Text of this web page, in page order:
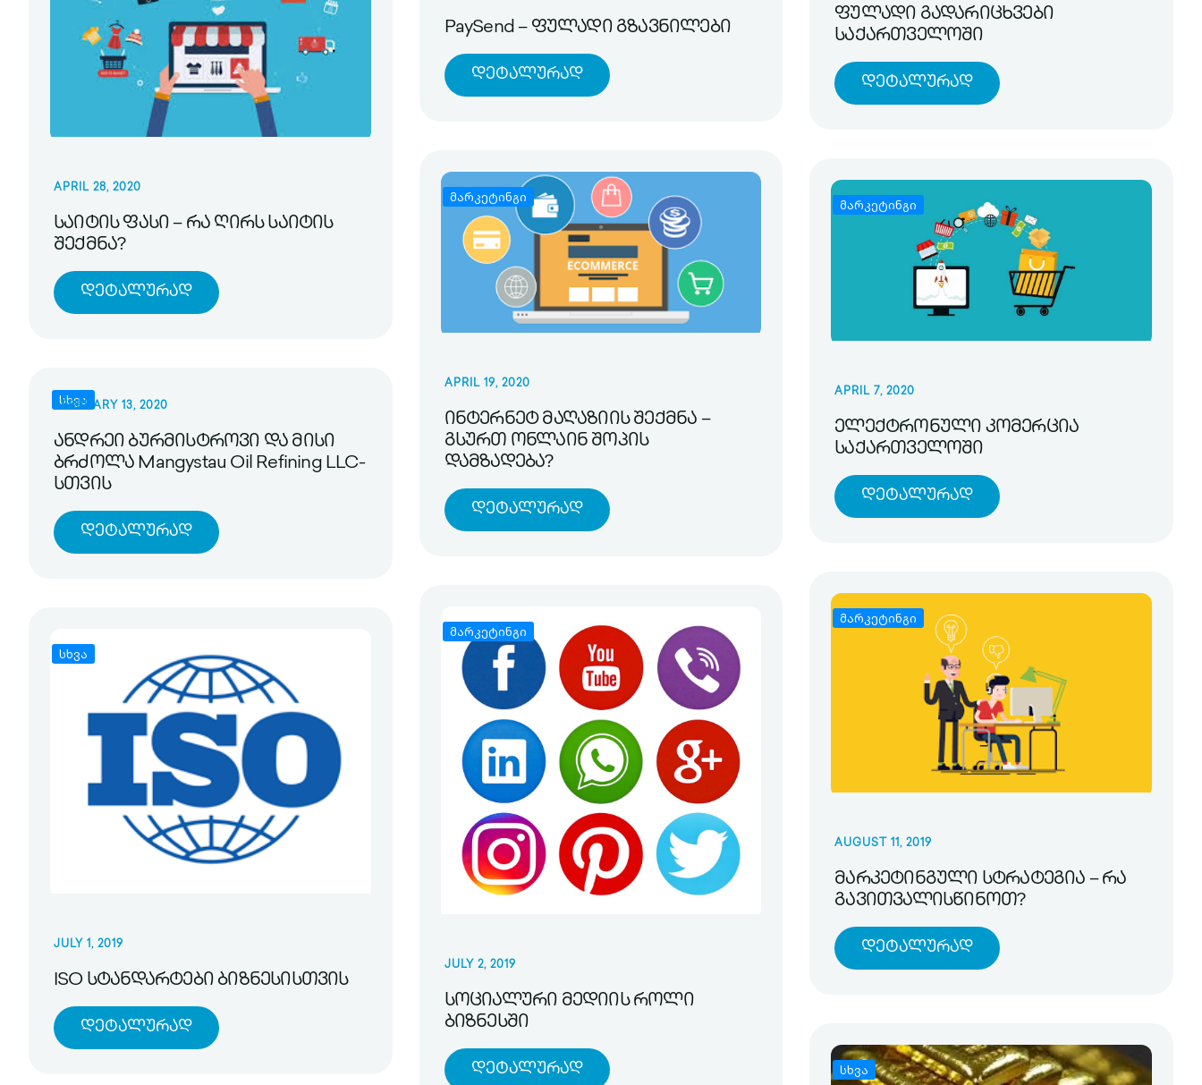
PaySend – ფულადი გზავნილები
Დეტალურად
ფულადი გადარიცხვები
საქართველოში
Დეტალურად
APRIL 28, 2020
საიტის ფასი – რა ღირს საიტის
შექმნა?
Დეტალურად
მარკეტინგი
APRIL 19, 2020
ინტერნეტ მაღაზიის შექმნა –
გსურთ ონლაინ შოპის
დამზადება?
Დეტალურად
მარკეტინგი
APRIL 7, 2020
ელექტრონული კომერცია
საქართველოში
Დეტალურად
სხვა
FEBRUARY 13, 2020
ანდრეი ბურმისტროვი და მისი
ბრძოლა Mangystau Oil Refining LLC-
სთვის
Დეტალურად
მარკეტინგი
AUGUST 11, 2019
მარკეტინგული სტრატეგია – რა
გავითვალისწინოთ?
Დეტალურად
მარკეტინგი
JULY 2, 2019
სოციალური მედიის როლი
ბიზნესში
Დეტალურად
სხვა
JULY 1, 2019
ISO სტანდარტები ბიზნესისთვის
Დეტალურად
სხვა